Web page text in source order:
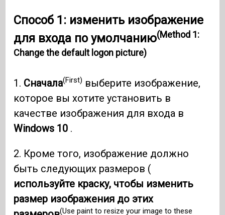
Способ 1: изменить изображение
для входа по умолчанию(Method 1:
Change the default logon picture)
1. Сначала(First) выберите изображение,
которое вы хотите установить в
качестве изображения для входа в
Windows 10 .
2. Кроме того, изображение должно
быть следующих размеров (
используйте краску, чтобы изменить
размер изображения до этих
(Use paint to resize your image to these